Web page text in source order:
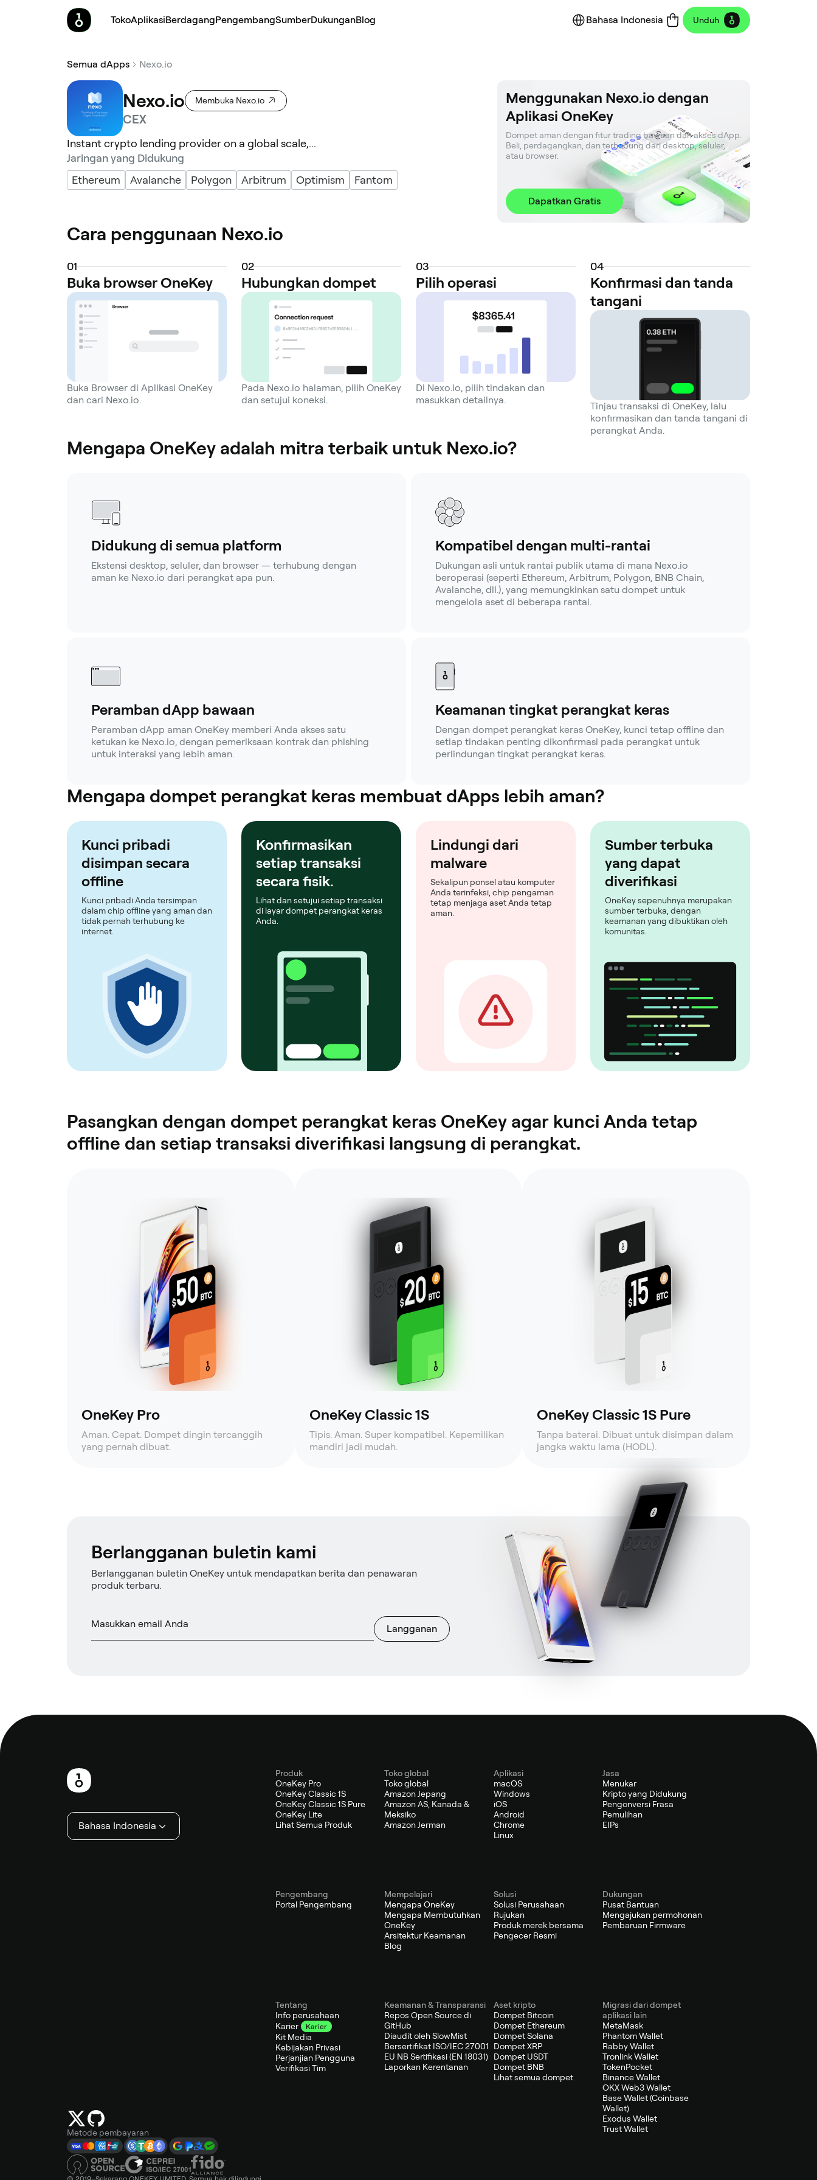
TokoAplikasiBerdagangPengembangSumberDukunganBlog Bahasa Indonesia Unduh
Semua dApps Nexo.io
Nexo.io Membuka Nexo.io
CEX
Instant crypto lending provider on a global scale,...
Jaringan yang Didukung
Ethereum
Avalanche Polygon Arbitrum Optimism Fantom
Menggunakan Nexo.io dengan
Aplikasi OneKey
Dompet aman dengan fitur trading bawaan dan akses dApp.
Beli, perdagangkan, dan terhubung dari desktop, seluler,
atau browser.
Dapatkan Gratis
Cara penggunaan Nexo.io
01
Buka browser OneKey
Buka Browser di Aplikasi OneKey
dan cari Nexo.io.
02
Hubungkan dompet
Pada Nexo.io halaman, pilih OneKey
dan setujui koneksi.
03
Pilih operasi
Di Nexo.io, pilih tindakan dan
masukkan detailnya.
04
Konfirmasi dan tanda
tangani
Tinjau transaksi di OneKey, lalu
konfirmasikan dan tanda tangani di
perangkat Anda.
Mengapa OneKey adalah mitra terbaik untuk Nexo.io?
Didukung di semua platform
Ekstensi desktop, seluler, dan browser — terhubung dengan
aman ke Nexo.io dari perangkat apa pun.
Kompatibel dengan multi-rantai
Dukungan asli untuk rantai publik utama di mana Nexo.io
beroperasi (seperti Ethereum, Arbitrum, Polygon, BNB Chain,
Avalanche, dll.), yang memungkinkan satu dompet untuk
mengelola aset di beberapa rantai.
Peramban dApp bawaan
Peramban dApp aman OneKey memberi Anda akses satu
ketukan ke Nexo.io, dengan pemeriksaan kontrak dan phishing
untuk interaksi yang lebih aman.
Keamanan tingkat perangkat keras
Dengan dompet perangkat keras OneKey, kunci tetap offline dan
setiap tindakan penting dikonfirmasi pada perangkat untuk
perlindungan tingkat perangkat keras.
Mengapa dompet perangkat keras membuat dApps lebih aman?
Kunci pribadi
disimpan secara
offline
Kunci pribadi Anda tersimpan
dalam chip offline yang aman dan
tidak pernah terhubung ke
internet.
Konfirmasikan
setiap transaksi
secara fisik.
Lihat dan setujui setiap transaksi
di layar dompet perangkat keras
Anda.
Lindungi dari
malware
Sekalipun ponsel atau komputer
Anda terinfeksi, chip pengaman
tetap menjaga aset Anda tetap
aman.
Sumber terbuka
yang dapat
diverifikasi
OneKey sepenuhnya merupakan
sumber terbuka, dengan
keamanan yang dibuktikan oleh
komunitas.
Pasangkan dengan dompet perangkat keras OneKey agar kunci Anda tetap
offline dan setiap transaksi diverifikasi langsung di perangkat.
OneKey Pro
Aman. Cepat. Dompet dingin tercanggih
yang pernah dibuat.
OneKey Classic 1S
Tipis. Aman. Super kompatibel. Kepemilikan
mandiri jadi mudah.
OneKey Classic 1S Pure
Tanpa baterai. Dibuat untuk disimpan dalam
jangka waktu lama (HODL).
Berlangganan buletin kami
Berlangganan buletin OneKey untuk mendapatkan berita dan penawaran
produk terbaru.
Langganan
Bahasa Indonesia
Metode pembayaran
Produk
OneKey Pro
OneKey Classic 1S
OneKey Classic 1S Pure
OneKey Lite
Lihat Semua Produk
Toko global
Toko global
Amazon Jepang
Amazon AS, Kanada &
Meksiko
Amazon Jerman
Aplikasi
macOS
Windows
iOS
Android
Chrome
Linux
Jasa
Menukar
Kripto yang Didukung
Pengonversi Frasa
Pemulihan
EIPs
Pengembang
Portal Pengembang
Mempelajari
Mengapa OneKey
Mengapa Membutuhkan
OneKey
Arsitektur Keamanan
Blog
Solusi
Solusi Perusahaan
Rujukan
Produk merek bersama
Pengecer Resmi
Dukungan
Pusat Bantuan
Mengajukan permohonan
Pembaruan Firmware
Tentang
Info perusahaan
Karier
Karier
Kit Media
Kebijakan Privasi
Perjanjian Pengguna
Verifikasi Tim
Keamanan & Transparansi
Repos Open Source di
GitHub
Diaudit oleh SlowMist
Bersertifikat ISO/IEC 27001
EU NB Sertifikasi (EN 18031)
Laporkan Kerentanan
Aset kripto
Dompet Bitcoin
Dompet Ethereum
Dompet Solana
Dompet XRP
Dompet USDT
Dompet BNB
Lihat semua dompet
Migrasi dari dompet
aplikasi lain
MetaMask
Phantom Wallet
Rabby Wallet
Tronlink Wallet
TokenPocket
Binance Wallet
OKX Web3 Wallet
Base Wallet (Coinbase
Wallet)
Exodus Wallet
Trust Wallet